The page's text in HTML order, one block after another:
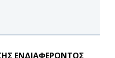
ΕΝΔΙΑΦΕΡΟΝΤΟΣ